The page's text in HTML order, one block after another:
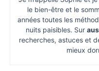
le bien-être et le
années toutes les
nuits paisibles. Sur
recherches, astuces et
mieux